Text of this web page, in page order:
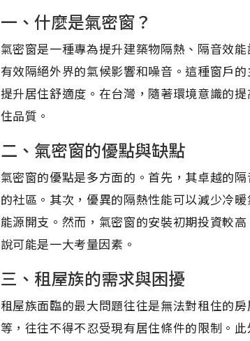
一、什麼是氣密窗？
氣密窗是一種專為提升建築物隔熱、隔音效
有效隔絕外界的氣候影響和噪音。這種窗戶
提升居住舒適度。在台灣，隨著環境意識的
住品質。
二、氣密窗的優點與缺點
氣密窗的優點是多方面的。首先，其卓越的
的社區。其次，優異的隔熱性能可以減少冷
能源開支。然而，氣密窗的安裝初期投資較
說可能是一大考量因素。
三、租屋族的需求與困擾
租屋族面臨的最大問題往往是無法對租住的
等，往往不得不忍受現有居住條件的限制。